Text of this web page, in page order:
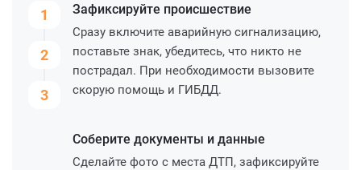
1
2
3
Зафиксируйте происшествие
Сразу включите аварийную сигнализацию,
поставьте знак, убедитесь, что никто не
пострадал. При необходимости вызовите
скорую помощь и ГИБДД.
Соберите документы и данные
Сделайте фото с места ДТП, зафиксируйте